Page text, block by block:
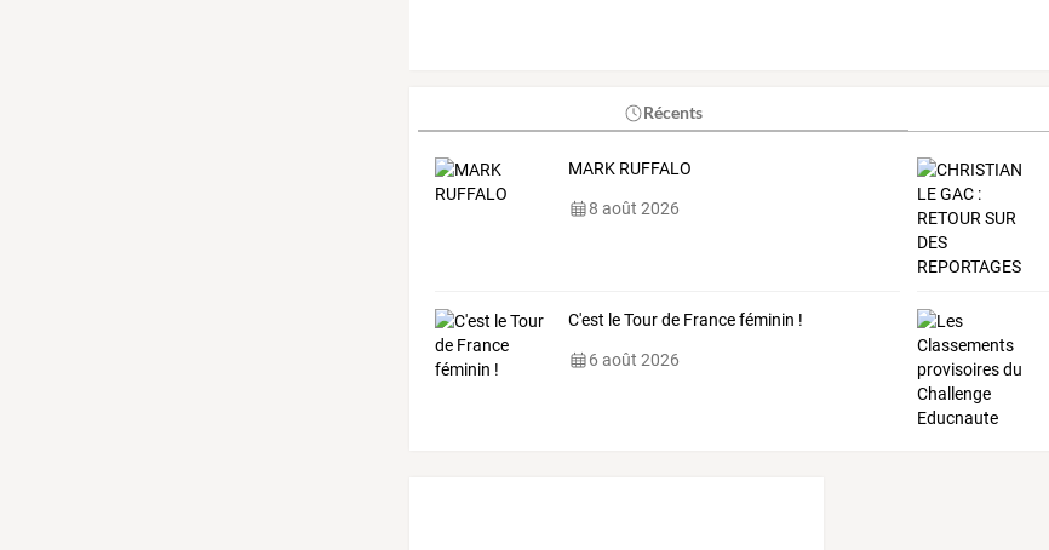
Récents
MARK RUFFALO
8 août 2026
C'est le Tour de France féminin !
6 août 2026